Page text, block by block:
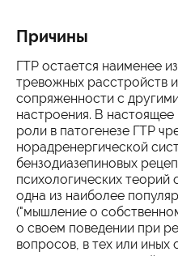
Причины
ГТР остается наименее
тревожных расстройств
сопряженности с
настроения. В
роли в патогенезе ГТР
норадренергической
бензодиазепиновых
психологических теорий
одна из наиболее
("мышление о
о своем поведении при
вопросов, в тех или иных